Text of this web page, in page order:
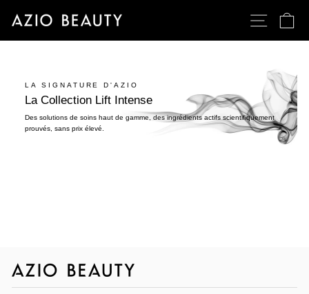
LA SIGNATURE D'AZIO
La Collection Lift Intense
Des solutions de soins haut de gamme, des ingrédients actifs scientifiquement
prouvés, sans prix élevé.